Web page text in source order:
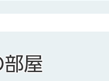
部屋